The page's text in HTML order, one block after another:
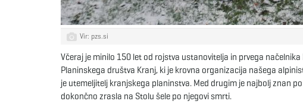
Vir: pzs.si
Včeraj je minilo 150 let od rojstva ustanovitelja in prvega
Planinskega društva Kranj, ki je krovna organizacija našega
je utemeljitelj kranjskega planinstva. Med drugim je najbolj znan
dokončno zrasla na Stolu šele po njegovi smrti.